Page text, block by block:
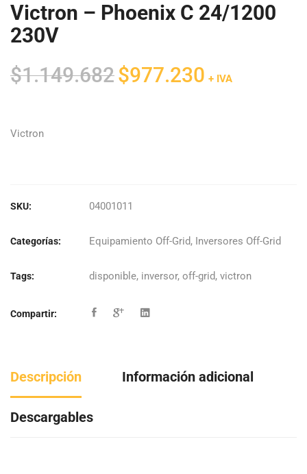
Victron – Phoenix C 24/1200
230V
$1.149.682 El
precio
$977.230 + IVA
Victron
SKU: 04001011
Categorías: Equipamiento Off-Grid, Inversores Off-Grid
Tags: disponible, inversor, off-grid, victron
Compartir:
Descripción Información adicional
Descargables